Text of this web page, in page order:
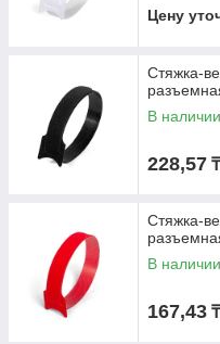
Цену
Стяжка-
В наличии
228,57 ₸
Стяжка-
В наличии
167,43 ₸